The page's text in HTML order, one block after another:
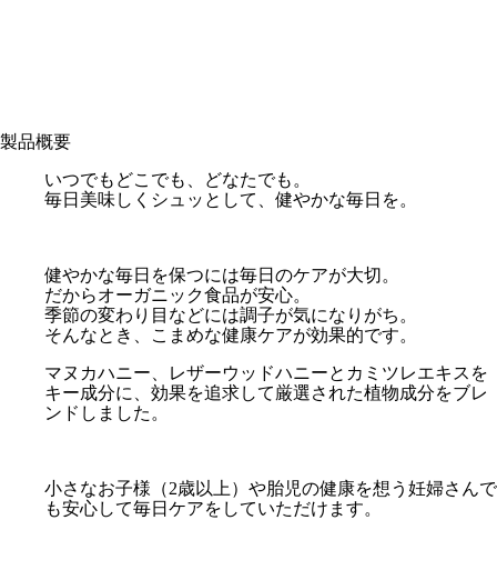
製品概要
いつでもどこでも、どなたでも。
毎日美味しくシュッとして、健やかな毎日を。
健やかな毎日を保つには毎日のケアが大切。
だからオーガニック食品が安心。
季節の変わり目などには調子が気になりがち。
そんなとき、こまめな健康ケアが効果的です。
マヌカハニー、レザーウッドハニーとカミツレエキスを
キー成分に、効果を追求して厳選された植物成分をブレ
ンドしました。
小さなお子様（2歳以上）や胎児の健康を想う妊婦さんで
も安心して毎日ケアをしていただけます。